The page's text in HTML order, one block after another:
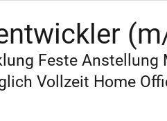
Feste Anstellung
Vollzeit Home